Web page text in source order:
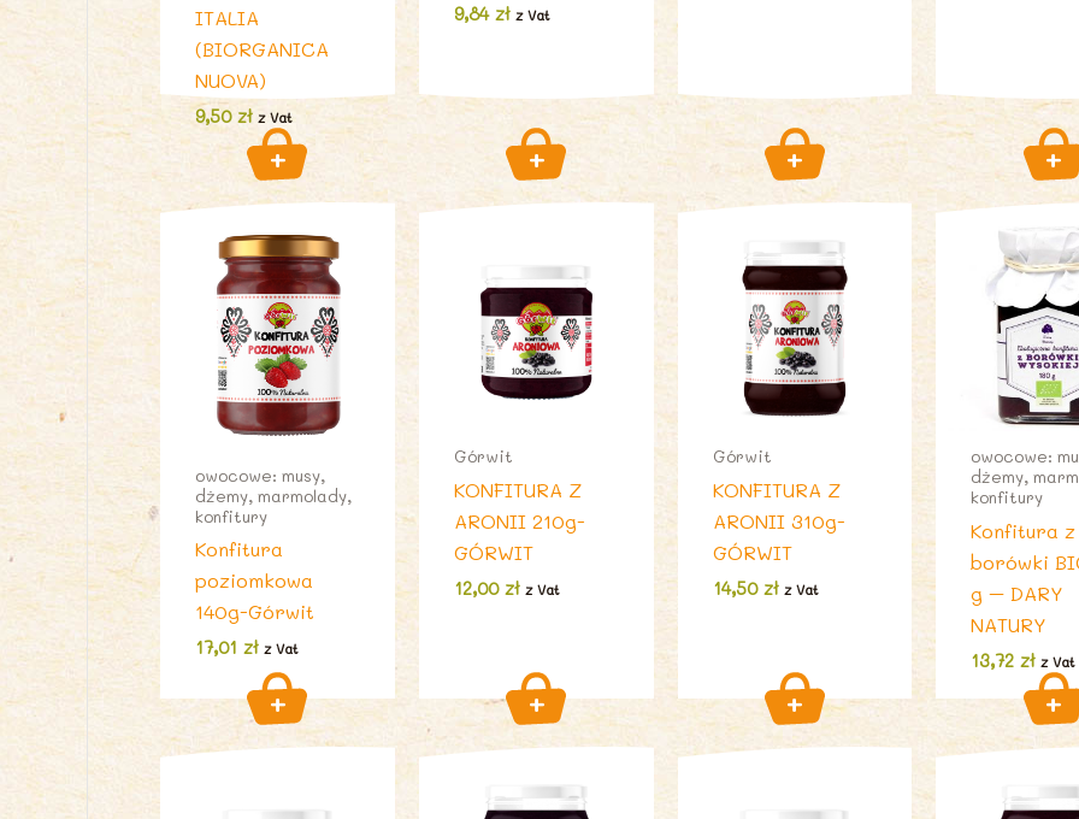
ITALIA
(BIORGANICA
NUOVA)
9,50zł z Vat
9,84 zł z Vat
owocowe: musy,
dżemy, marmolady,
konfitury
Konfitura
poziomkowa
140g-Górwit
17,01zł z Vat
Górwit
KONFITURA Z
ARONII 210g-
GÓRWIT
12,00 zł z Vat
Górwit
KONFITURA Z
ARONII 310g-
GÓRWIT
14,50 zł z Vat
owocowe:
dżemy,
konfitury
Konfitura z
borówki
g – DARY
NATURY
13,72zł z Vat